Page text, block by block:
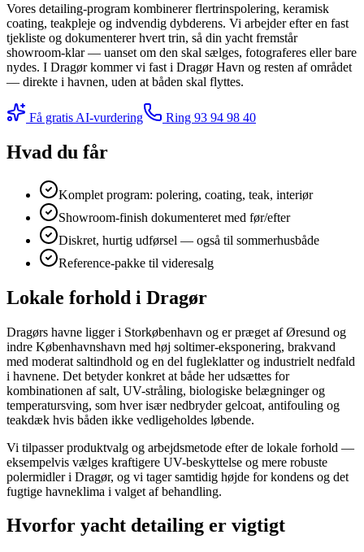
Vores detailing-program kombinerer flertrinspolering, keramisk
coating, teakpleje og indvendig dybderens. Vi arbejder efter en fast
tjekliste og dokumenterer hvert trin, så din yacht fremstår
showroom-klar — uanset om den skal sælges, fotograferes eller bare
nydes. I Dragør kommer vi fast i Dragør Havn og resten af området
— direkte i havnen, uden at båden skal flyttes.
Få gratis AI-vurdering Ring 93 94 98 40
Hvad du får
Komplet program: polering, coating, teak, interiør
Showroom-finish dokumenteret med før/efter
Diskret, hurtig udførsel — også til sommerhusbåde
Reference-pakke til videresalg
Lokale forhold i Dragør
Dragørs havne ligger i Storkøbenhavn og er præget af Øresund og
indre Københavnshavn med høj soltimer-eksponering, brakvand
med moderat saltindhold og en del fugleklatter og industrielt nedfald
i havnene. Det betyder konkret at både her udsættes for
kombinationen af salt, UV-stråling, biologiske belægninger og
temperatursving, som hver især nedbryder gelcoat, antifouling og
teakdæk hvis båden ikke vedligeholdes løbende.
Vi tilpasser produktvalg og arbejdsmetode efter de lokale forhold —
eksempelvis vælges kraftigere UV-beskyttelse og mere robuste
polermidler i Dragør, og vi tager samtidig højde for kondens og det
fugtige havneklima i valget af behandling.
Hvorfor yacht detailing er vigtigt